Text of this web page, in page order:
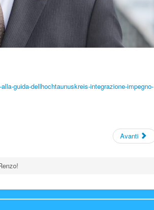
guida-dellhochtaunuskreis-integrazione-impegno-
Avanti